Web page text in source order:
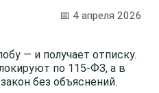
📅 4 апреля 2026
— и получает отписку.
по 115-ФЗ, а в
без объяснений.